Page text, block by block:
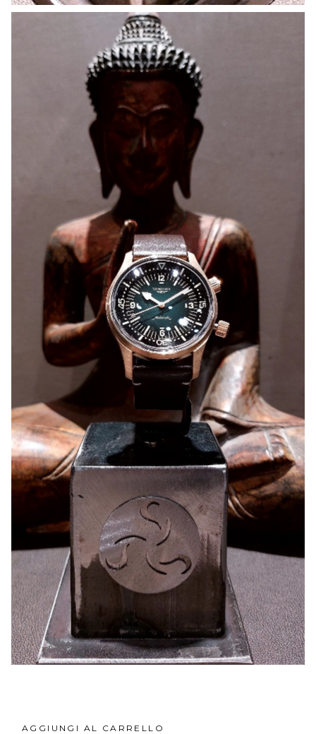
AGGIUNGI AL CARRELLO